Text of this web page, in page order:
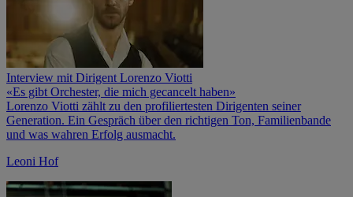
Interview mit Dirigent Lorenzo Viotti
«Es gibt Orchester, die mich gecancelt haben»
Lorenzo Viotti zählt zu den ­profiliertesten ­Dirigenten seiner
Generation. Ein Gespräch über den richtigen Ton, ­Familienbande
und was wahren Erfolg ausmacht.
Leoni Hof